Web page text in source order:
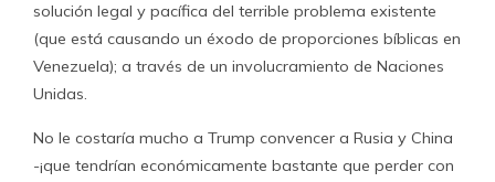
solución legal y pacífica del terrible problema existente
(que está causando un éxodo de proporciones bíblicas en
Venezuela); a través de un involucramiento de Naciones
Unidas.
No le costaría mucho a Trump convencer a Rusia y China
-¡que tendrían económicamente bastante que perder con